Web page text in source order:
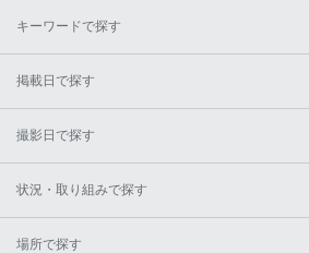
キーワードで探す
掲載日で探す
撮影日で探す
状況・取り組みで探す
場所で探す